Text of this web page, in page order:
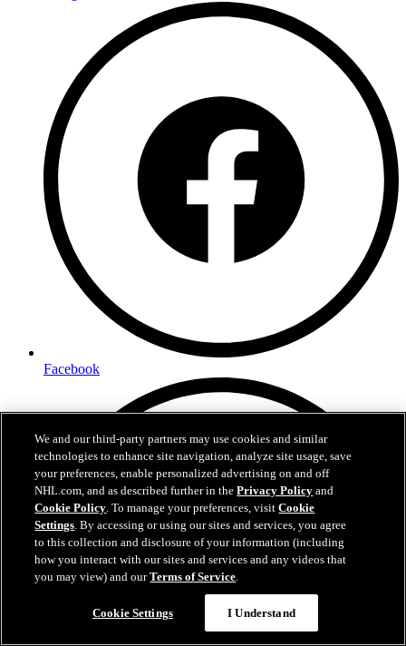
Facebook
We and our third-party partners may use cookies and similar
technologies to enhance site navigation, analyze site usage, save
your preferences, enable personalized advertising on and off
NHL.com, and as described further in thePrivacy Policy and
Cookie Policy. To manage your preferences, visitCookie
Settings. By accessing or using our sites and services, you agree
to this collection and disclosure of your information (including
how you interact with our sites and services and any videos that
you may view) and ourTerms of Service.
Cookie Settings I Understand